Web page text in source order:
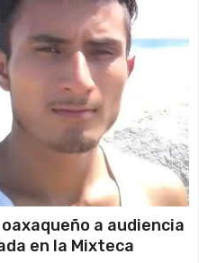
a audiencia
en la Mixteca